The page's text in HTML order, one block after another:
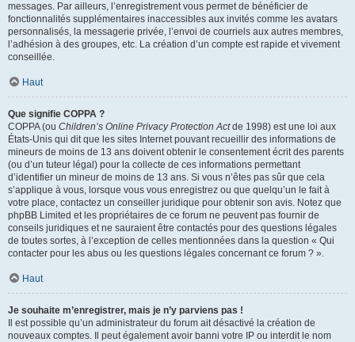
messages. Par ailleurs, l’enregistrement vous permet de bénéficier de
fonctionnalités supplémentaires inaccessibles aux invités comme les avatars
personnalisés, la messagerie privée, l’envoi de courriels aux autres membres,
l’adhésion à des groupes, etc. La création d’un compte est rapide et vivement
conseillée.
Haut
Que signifie COPPA ?
COPPA (ou Children’s Online Privacy Protection Actde 1998) est une loi aux
États-Unis qui dit que les sites Internet pouvant recueillir des informations de
mineurs de moins de 13 ans doivent obtenir le consentement écrit des parents
(ou d’un tuteur légal) pour la collecte de ces informations permettant
d’identifier un mineur de moins de 13 ans. Si vous n’êtes pas sûr que cela
s’applique à vous, lorsque vous vous enregistrez ou que quelqu’un le fait à
votre place, contactez un conseiller juridique pour obtenir son avis. Notez que
phpBB Limited et les propriétaires de ce forum ne peuvent pas fournir de
conseils juridiques et ne sauraient être contactés pour des questions légales
de toutes sortes, à l’exception de celles mentionnées dans la question « Qui
contacter pour les abus ou les questions légales concernant ce forum ? ».
Haut
Je souhaite m’enregistrer, mais je n’y parviens pas !
Il est possible qu’un administrateur du forum ait désactivé la création de
nouveaux comptes. Il peut également avoir banni votre IP ou interdit le nom